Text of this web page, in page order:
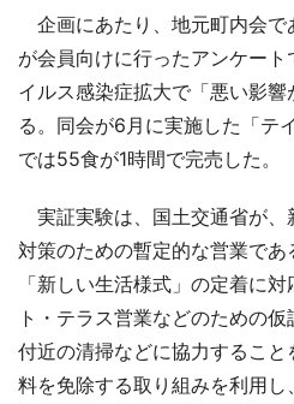
企画にあたり、地元町内会で
が会員向けに行ったアンケー
イルス感染症拡大で「悪い影
る。同会が6月に実施した「テ
では55食が1時間で完売した。
実証実験は、国土交通省が、
対策のための暫定的な営業で
「新しい生活様式」の定着に
ト・テラス営業などのための
付近の清掃などに協力するこ
料を免除する取り組みを利用